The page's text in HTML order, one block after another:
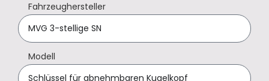
Fahrzeughersteller
Modell